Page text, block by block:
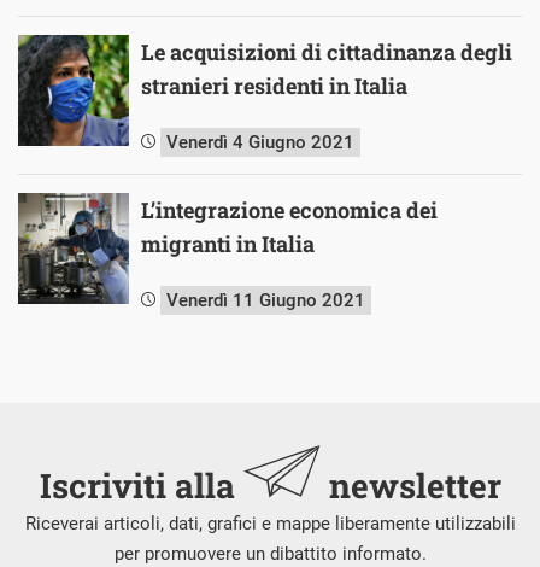
Le acquisizioni di cittadinanza degli
stranieri residenti in Italia
Venerdì 4 Giugno 2021
L’integrazione economica dei
migranti in Italia
Venerdì 11 Giugno 2021
Iscriviti alla newsletter
Riceverai articoli, dati, grafici e mappe liberamente utilizzabili
per promuovere un dibattito informato.